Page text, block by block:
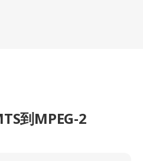
到MPEG-2